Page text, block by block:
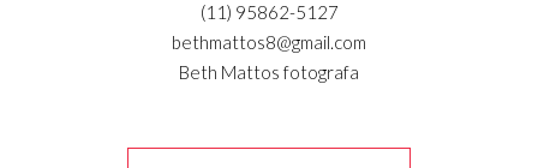
(11) 95862-5127
bethmattos8@gmail.com
Beth Mattos fotografa